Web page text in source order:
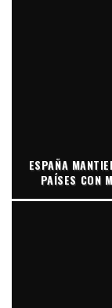
ESPAÑA
PAÍSES CON